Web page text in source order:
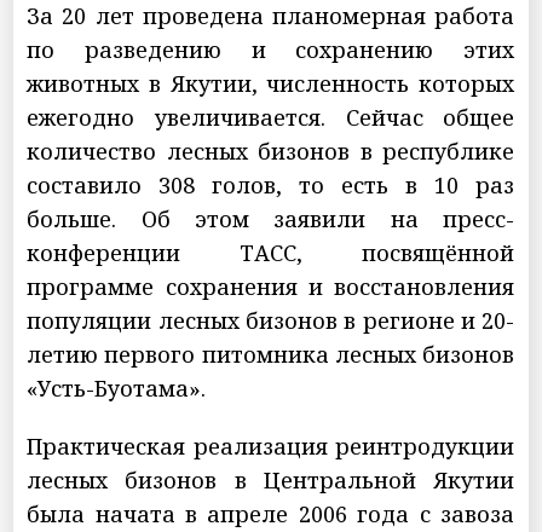
За 20 лет проведена планомерная работа
по разведению и сохранению этих
животных в Якутии, численность которых
ежегодно увеличивается. Сейчас общее
количество лесных бизонов в республике
составило 308 голов, то есть в 10 раз
больше. Об этом заявили на пресс-
конференции ТАСС, посвящённой
программе сохранения и восстановления
популяции лесных бизонов в регионе и 20-
летию первого питомника лесных бизонов
«Усть-Буотама».
Практическая реализация реинтродукции
лесных бизонов в Центральной Якутии
была начата в апреле 2006 года с завоза